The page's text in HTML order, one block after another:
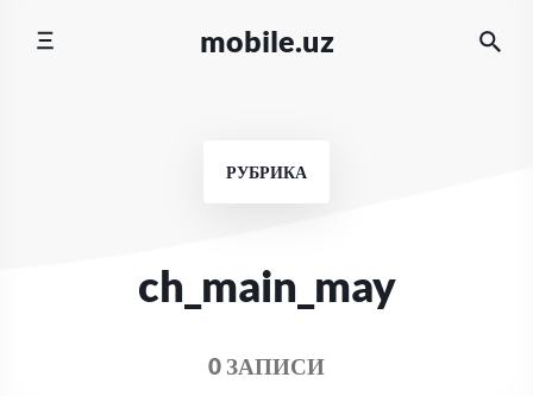
mobile.uz
РУБРИКА
ch_main_may
0 ЗАПИСИ